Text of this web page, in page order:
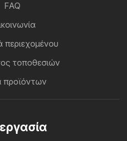
FAQ
τοποθεσιών
προϊόντων